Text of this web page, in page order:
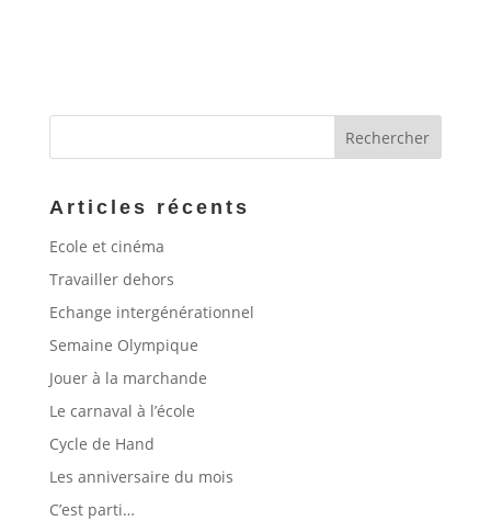
Articles récents
Ecole et cinéma
Travailler dehors
Echange intergénérationnel
Semaine Olympique
Jouer à la marchande
Le carnaval à l’école
Cycle de Hand
Les anniversaire du mois
C’est parti…